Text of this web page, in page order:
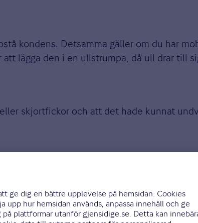
kondens. Detsamma gäller om du har
lägga den i en ullstrumpa, då ull drar till
skjortfickor och att det hade kunnat
eller på hotellet.
snabbt och enkelt